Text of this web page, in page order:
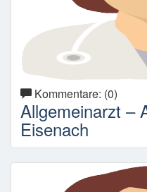
Kommentare: (0)
Allgemeinarzt –
Eisenach